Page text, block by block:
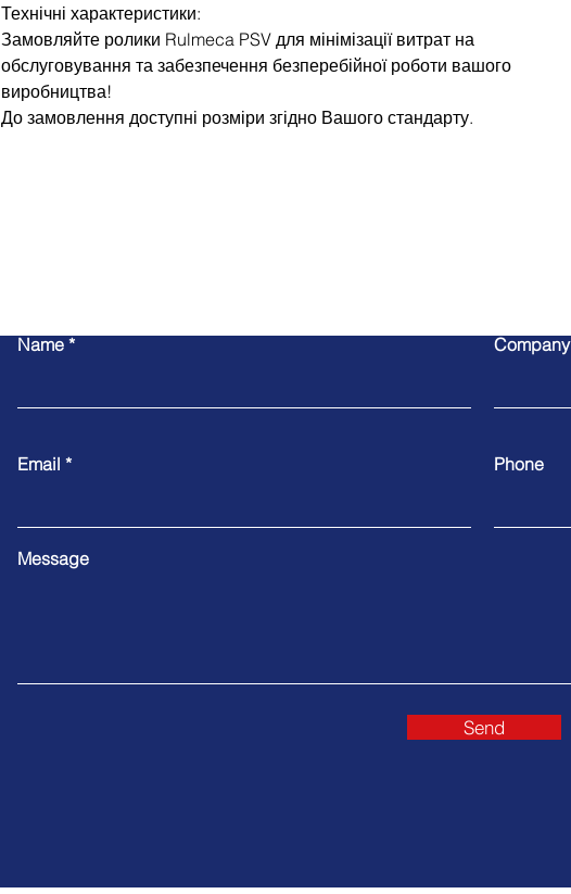
Технічні характеристики:
Замовляйте ролики Rulmeca PSV для мінімізації витрат на
обслуговування та забезпечення безперебійної роботи вашого
виробництва!
До замовлення доступні розміри згідно Вашого стандарту.
Name Company
Email Phone
Message
Send